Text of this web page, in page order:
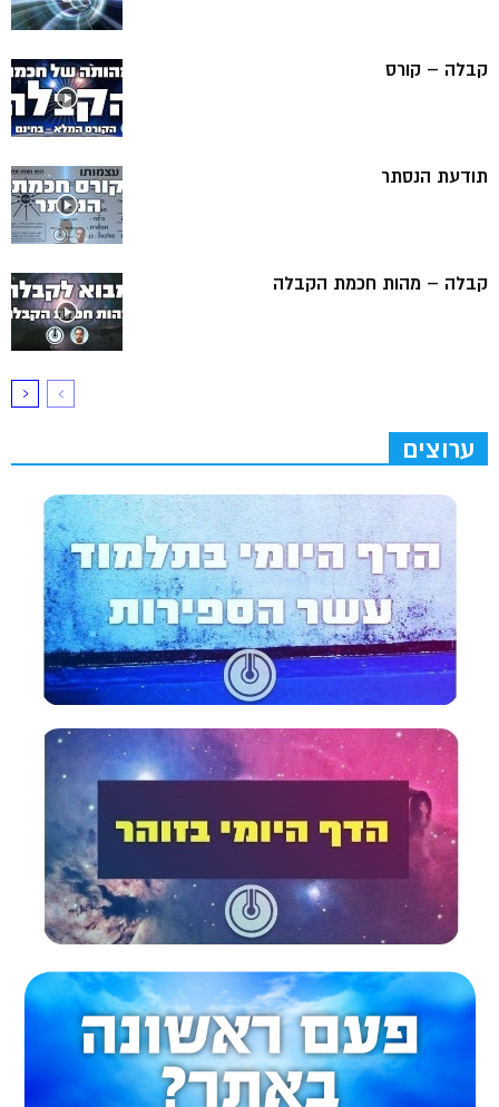
קבלה – קורס
תודעת הנסתר
קבלה – מהות חכמת הקבלה
ערוצים